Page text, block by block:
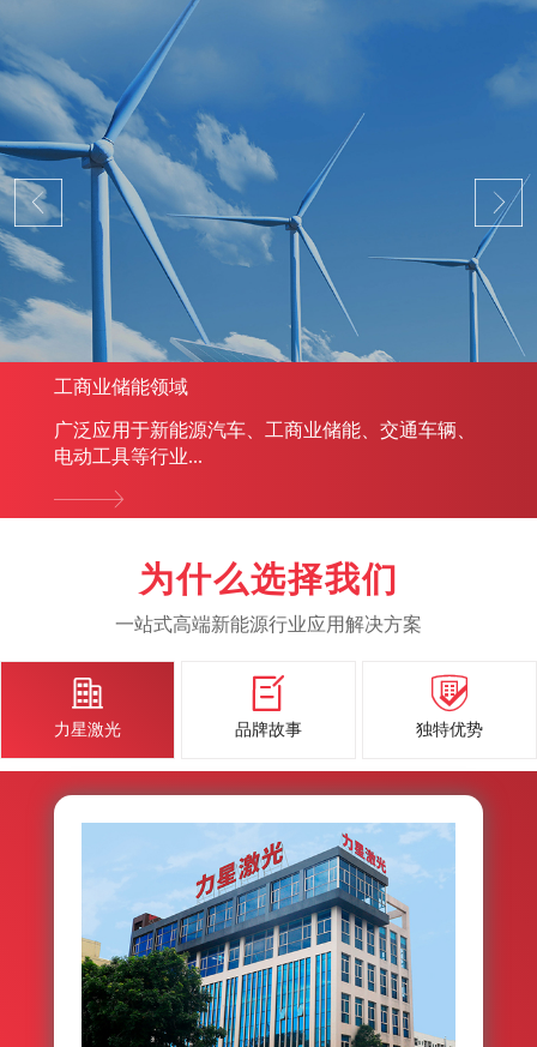
工商业储能领域
广泛应用于新能源汽车、工商业储能、交通车辆、
电动工具等行业...
为什么选择我们
一站式高端新能源行业应用解决方案

力星激光

品牌故事

独特优势